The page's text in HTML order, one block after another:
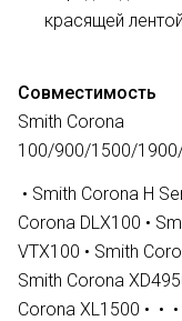
красящей
Совместимость
Smith Corona
100/900/1500/
• Smith Corona H
Corona DLX100 •
VTX100 • Smith
Smith Corona
Corona XL1500 • •